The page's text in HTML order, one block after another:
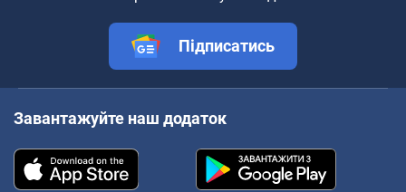
Підписатись
Завантажуйте наш додаток